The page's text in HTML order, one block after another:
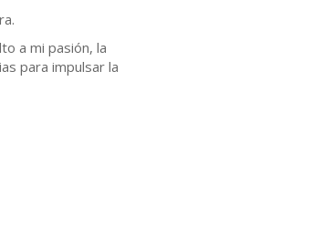
a mi pasión, la
para impulsar la